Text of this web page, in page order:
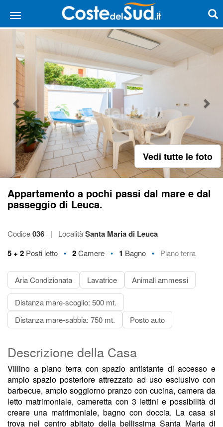
Vedi tutte le foto
Appartamento a pochi passi dal mare e dal
passeggio di Leuca.
Codice036 | LocalitàSanta Maria di Leuca
5 + 2 Posti letto • 2Camere • 1 Bagno • Piano terra
Aria Condizionata Lavatrice Animali ammessi
Distanza mare-scoglio: 500 mt.
Distanza mare-sabbia: 750 mt.
Posto auto
Descrizione della Casa
Villino a piano terra con spazio antistante di accesso e
ampio spazio posteriore attrezzato ad uso esclusivo con
barbecue, ampio soggiorno pranzo con cucina, camera da
letto matrimoniale, cameretta con 3 lettini e possibilità di
creare una matrimoniale, bagno con doccia. La casa si
trova nel centro abitato della bellissima Santa Maria di